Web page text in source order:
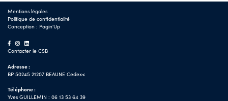
Mentions légales
Politique de confidentialité
Conception : Pagin'Up
Contacter le CSB
Adresse :
BP 50245 21207 BEAUNE Cedex<
Téléphone :
Yves GUILLEMIN : 06 13 53 64 39